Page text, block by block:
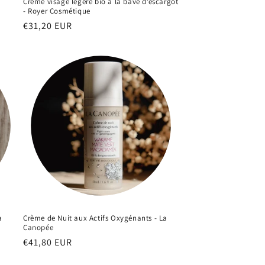
- Royer Cosmétique
Prix
€31,20 EUR
Crème de Nuit aux Actifs Oxygénants - La
Canopée
Prix
€41,80 EUR